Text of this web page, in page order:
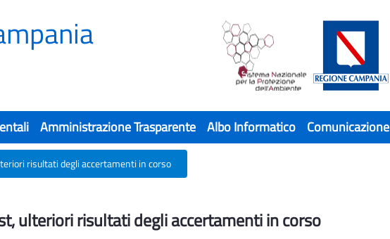
Amministrazione Trasparente Albo Informatico Comunicazione
risultati degli accertamenti in corso
ulteriori risultati degli accertamenti in corso